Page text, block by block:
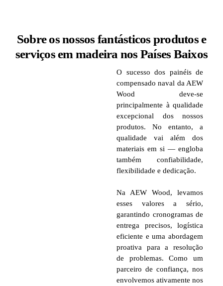
Sobre os nossos fantásticos produtos e
serviços em madeira nos Países Baixos
O sucesso dos painéis de
compensado naval da AEW
Wood deve-se
principalmente à qualidade
excepcional dos nossos
produtos. No entanto, a
qualidade vai além dos
materiais em si — engloba
também confiabilidade,
flexibilidade e dedicação.
Na AEW Wood, levamos
esses valores a sério,
garantindo cronogramas de
entrega precisos, logística
eficiente e uma abordagem
proativa para a resolução
de problemas. Como um
parceiro de confiança, nos
envolvemos ativamente nos